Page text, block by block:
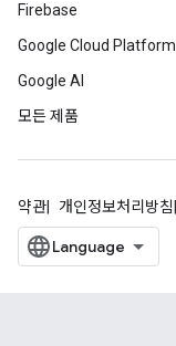
Firebase
Google Cloud Platform
Google AI
모든 제품
약관 개인정보처리방침